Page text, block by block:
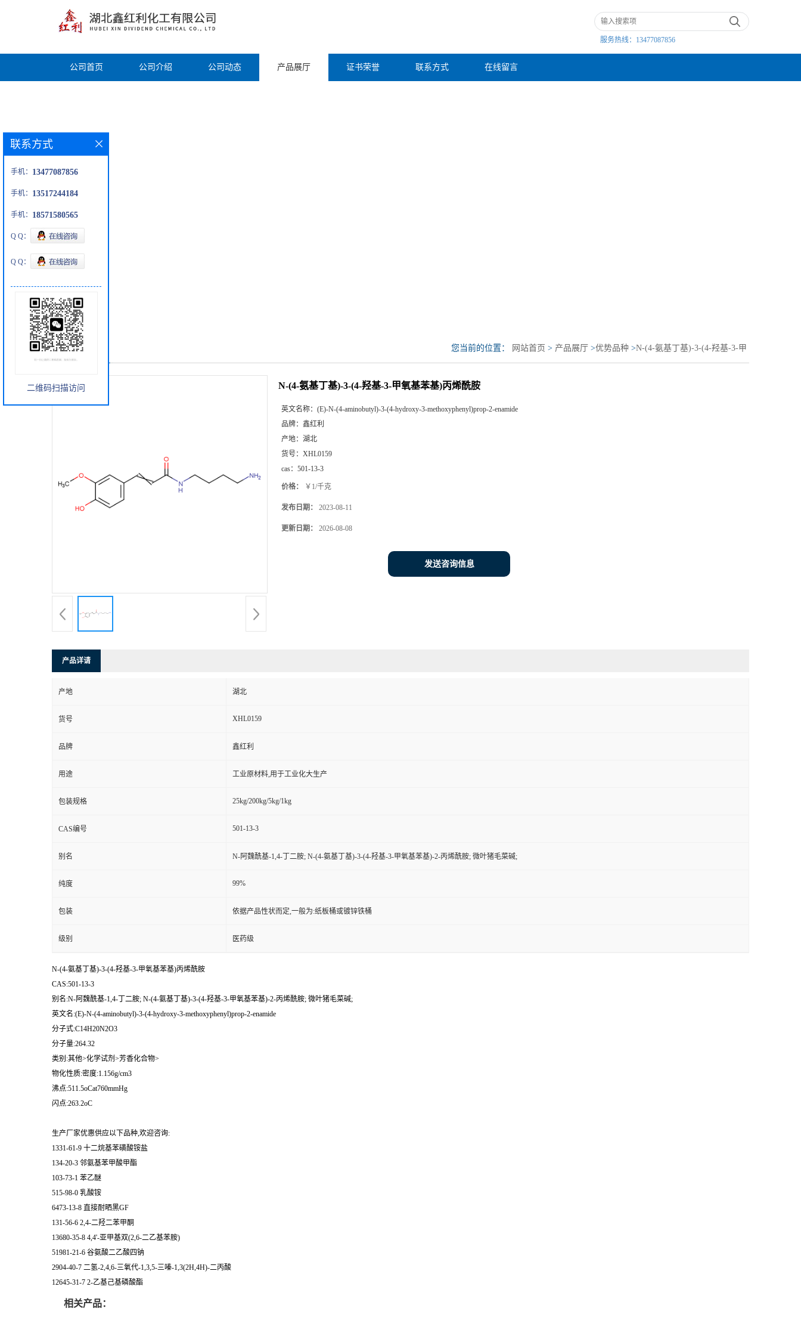
服务热线： 13477087856
公司首页 公司介绍 公司动态 产品展厅 证书荣誉 联系方式 在线留言
产品展厅 您当前的位置： 网站首页 > 产品展厅 >优势品种 >N-(4-氨基丁基)-3-(4-羟基-3-甲
N-(4-氨基丁基)-3-(4-羟基-3-甲氧基苯基)丙烯酰胺
英文名称： (E)-N-(4-aminobutyl)-3-(4-hydroxy-3-methoxyphenyl)prop-2-enamide
品牌： 鑫红利
产地： 湖北
货号： XHL0159
cas： 501-13-3
价格： ￥1/千克
发布日期： 2023-08-11
更新日期： 2026-08-08
发送咨询信息
产品详请
产地 湖北
货号 XHL0159
品牌 鑫红利
用途 工业原材料,用于工业化大生产
包装规格 25kg/200kg/5kg/1kg
CAS编号 501-13-3
别名 N-阿魏酰基-1,4-丁二胺; N-(4-氨基丁基)-3-(4-羟基-3-甲氧基苯基)-2-丙烯酰胺; 微叶猪毛菜碱;
纯度 99%
包装 依据产品性状而定,一般为:纸板桶或镀锌铁桶
级别 医药级
N-(4-氨基丁基)-3-(4-羟基-3-甲氧基苯基)丙烯酰胺
CAS:501-13-3
别名:N-阿魏酰基-1,4-丁二胺; N-(4-氨基丁基)-3-(4-羟基-3-甲氧基苯基)-2-丙烯酰胺; 微叶猪毛菜碱;
英文名:(E)-N-(4-aminobutyl)-3-(4-hydroxy-3-methoxyphenyl)prop-2-enamide
分子式:C14H20N2O3
分子量:264.32
类别:其他>化学试剂>芳香化合物>
物化性质:密度:1.156g/cm3
沸点:511.5oCat760mmHg
闪点:263.2oC
生产厂家优惠供应以下品种,欢迎咨询:
1331-61-9 十二烷基苯磺酸铵盐
134-20-3 邻氨基苯甲酸甲酯
103-73-1 苯乙醚
515-98-0 乳酸铵
6473-13-8 直接耐晒黑GF
131-56-6 2,4-二羟二苯甲酮
13680-35-8 4,4'-亚甲基双(2,6-二乙基苯胺)
51981-21-6 谷氨酸二乙酸四钠
2904-40-7 二氢-2,4,6-三氧代-1,3,5-三嗪-1,3(2H,4H)-二丙酸
12645-31-7 2-乙基己基磷酸酯
相关产品：
联系方式
手机： 13477087856
手机： 13517244184
手机： 18571580565
Q Q：
Q Q：
二维码扫描访问